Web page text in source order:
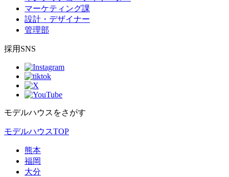
マーケティング課
設計・デザイナー
管理部
採用SNS
モデルハウスをさがす
モデルハウスTOP
熊本
福岡
大分